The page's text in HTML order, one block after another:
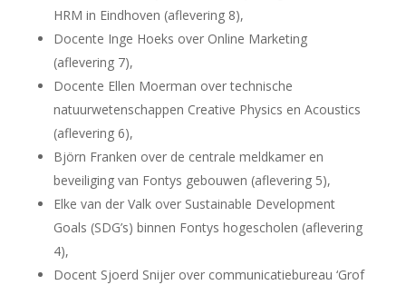
HRM in Eindhoven (aflevering 8),
Docente Inge Hoeks over Online Marketing
(aflevering 7),
Docente Ellen Moerman over technische
natuurwetenschappen Creative Physics en Acoustics
(aflevering 6),
Björn Franken over de centrale meldkamer en
beveiliging van Fontys gebouwen (aflevering 5),
Elke van der Valk over Sustainable Development
Goals (SDG’s) binnen Fontys hogescholen (aflevering
4),
Docent Sjoerd Snijer over communicatiebureau ‘Grof